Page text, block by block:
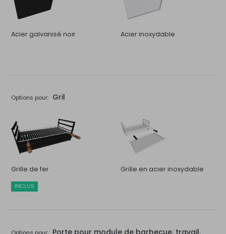
Acier galvanisé noir Acier inoxydable
Options pour: Gril
Grille de fer
INCLUS
Grille en acier inoxydable
Options pour: Porte pour module de barbecue, travail,